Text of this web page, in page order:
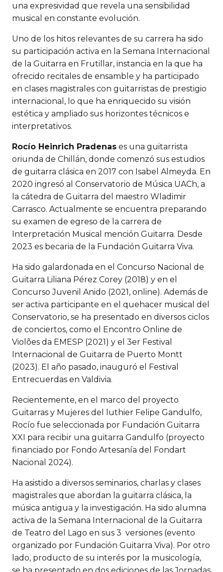
una expresividad que revela una sensibilidad
musical en constante evolución.
Uno de los hitos relevantes de su carrera ha sido
su participación activa en la Semana Internacional
de la Guitarra en Frutillar, instancia en la que ha
ofrecido recitales de ensamble y ha participado
en clases magistrales con guitarristas de prestigio
internacional, lo que ha enriquecido su visión
estética y ampliado sus horizontes técnicos e
interpretativos.
Rocío Heinrich Pradenas es una guitarrista
oriunda de Chillán, donde comenzó sus estudios
de guitarra clásica en 2017 con Isabel Almeyda. En
2020 ingresó al Conservatorio de Música UACh, a
la cátedra de Guitarra del maestro Wladimir
Carrasco. Actualmente se encuentra preparando
su examen de egreso de la carrera de
Interpretación Musical mención Guitarra. Desde
2023 es becaria de la Fundación Guitarra Viva.
Ha sido galardonada en el Concurso Nacional de
Guitarra Liliana Pérez Corey (2018) y en el
Concurso Juvenil Anido (2021, online). Además de
ser activa participante en el quehacer musical del
Conservatorio, se ha presentado en diversos ciclos
de conciertos, como el Encontro Online de
Violões da EMESP (2021) y el 3er Festival
Internacional de Guitarra de Puerto Montt
(2023). El año pasado, inauguró el Festival
Entrecuerdas en Valdivia.
Recientemente, en el marco del proyecto
Guitarras y Mujeres del luthier Felipe Gandulfo,
Rocío fue seleccionada por Fundación Guitarra
XXI para recibir una guitarra Gandulfo (proyecto
financiado por Fondo Artesanía del Fondart
Nacional 2024).
Ha asistido a diversos seminarios, charlas y clases
magistrales que abordan la guitarra clásica, la
música antigua y la investigación. Ha sido alumna
activa de la Semana Internacional de la Guitarra
de Teatro del Lago en sus 3 versiones (evento
organizado por Fundación Guitarra Viva). Por otro
lado, producto de su interés por la musicología,